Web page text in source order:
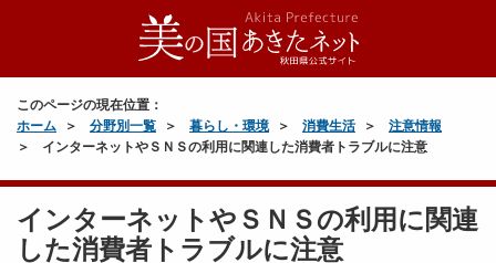
このページの現在位置：
ホーム
分野別一覧 暮らし・環境 消費生活
注意情報
インターネットやＳＮＳの利用に関連した消費者トラブルに注意
インターネットやＳＮＳの利用に関連
した消費者トラブルに注意